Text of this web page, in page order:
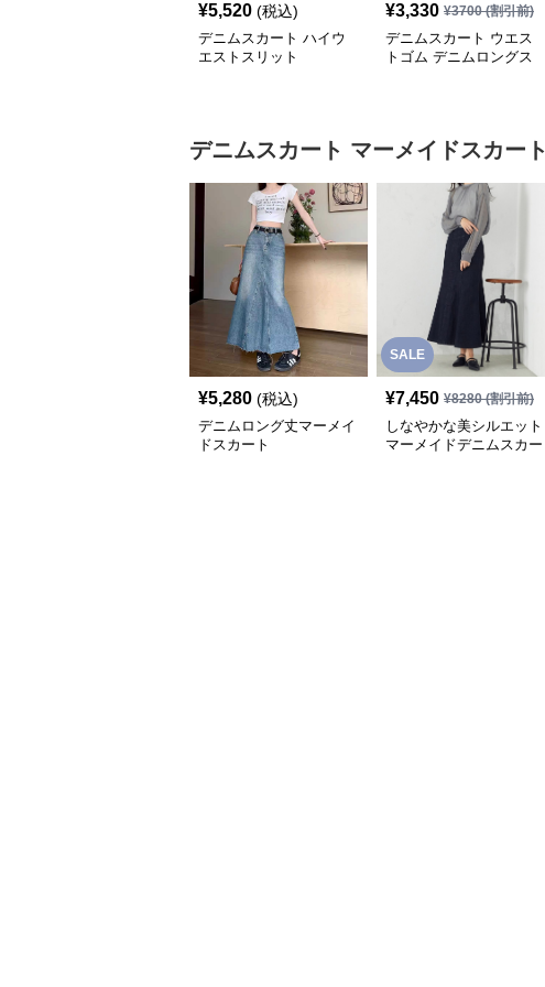
¥5,520 (税込)
デニムスカート ハイウ
エストスリット
¥3,330 ¥3700(割引前)
デニムスカート ウエス
トゴム デニムロングス
デニムスカート マーメイドスカート
¥5,280 (税込)
デニムロング丈マーメイ
ドスカート
SALE
¥7,450 ¥8280(割引前)
しなやかな美シルエット
マーメイドデニムスカー